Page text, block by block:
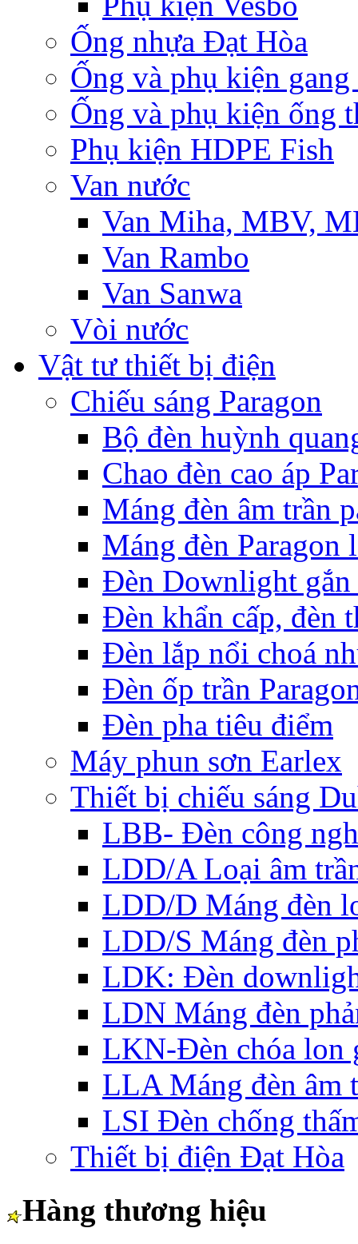
Ống nhựa Đạt Hòa
Ống và phụ kiện gang
Ống và phụ kiện ống
Phụ kiện HDPE Fish
Van nước
Van Miha, MBV,
Van Rambo
Van Sanwa
Vòi nước
Vật tư thiết bị điện
Chiếu sáng Paragon
Bộ đèn huỳnh
Chao đèn cao áp
Máng đèn âm trần
Máng đèn Paragon
Đèn Downlight
Đèn khẩn cấp, đèn
Đèn lắp nổi choá
Đèn ốp trần
Đèn pha tiêu điểm
Máy phun sơn Earlex
Thiết bị chiếu sáng
LBB- Đèn công
LDD/A Loại âm
LDD/D Máng đèn
LDD/S Máng đèn
LDK: Đèn
LDN Máng đèn
LKN-Đèn chóa lon
LLA Máng đèn âm
LSI Đèn chống
Thiết bị điện Đạt Hòa
Hàng thương hiệu